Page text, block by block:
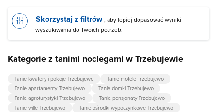
Skorzystaj z filtrów , aby lepiej dopasować wyniki
wyszukiwania do Twoich potrzeb.
Kategorie z tanimi noclegami w Trzebujewie
Tanie kwatery i pokoje Trzebujewo
Tanie motele Trzebujewo
Tanie apartamenty Trzebujewo
Tanie domki Trzebujewo
Tanie agroturystyki Trzebujewo
Tanie pensjonaty Trzebujewo
Tanie wille Trzebujewo
Tanie ośrodki wypoczynkowe Trzebujewo